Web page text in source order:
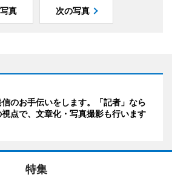
真 次の写真
のお手伝いをします。「記者」なら
点で、文章化・写真撮影も行います
特集